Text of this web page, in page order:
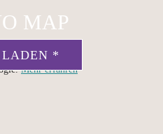
MAP
*
du die
Mehr erfahren